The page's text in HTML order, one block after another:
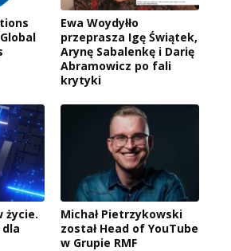
Ewa Woydyłło
przeprasza Igę Świątek,
Arynę Sabalenkę i Darię
Abramowicz po fali
krytyki
życie.
Michał Pietrzykowski
został Head of YouTube
w Grupie RMF